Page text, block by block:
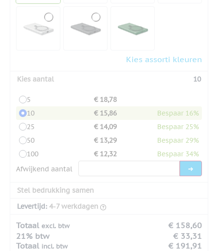
Kies assorti kleuren
Kies aantal 10
5
€ 18,78
10
€ 15,86
Bespaar 16%
25
€ 14,09
Bespaar 25%
50
€ 13,29
Bespaar 29%
100
€ 12,32
Bespaar 34%
Afwijkend aantal
Stel bedrukking samen
Levertijd: 4-7 werkdagen
Totaal excl. btw
€ 158,60
21% btw
€ 33,31
Totaal incl. btw € 191,91